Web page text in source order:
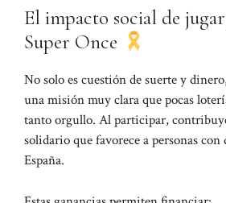
El impacto social de
Super Once
No solo es cuestión de suerte y
una misión muy clara que pocas
tanto orgullo. Al participar,
solidario que favorece a personas con
España.